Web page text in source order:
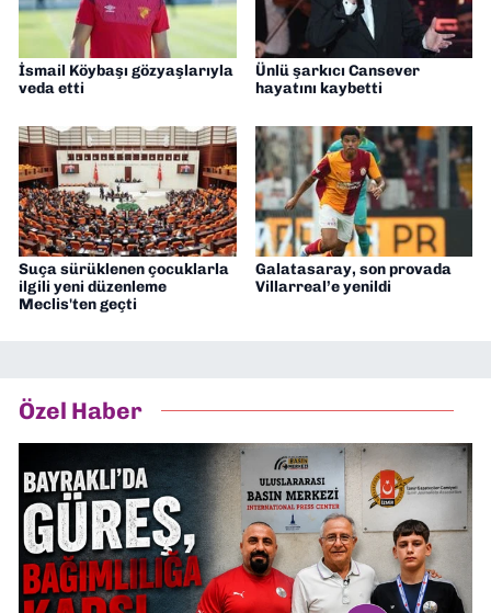
İsmail Köybaşı gözyaşlarıyla
veda etti
Ünlü şarkıcı Cansever
hayatını kaybetti
Suça sürüklenen çocuklarla
ilgili yeni düzenleme
Meclis'ten geçti
Galatasaray, son provada
Villarreal’e yenildi
Özel Haber